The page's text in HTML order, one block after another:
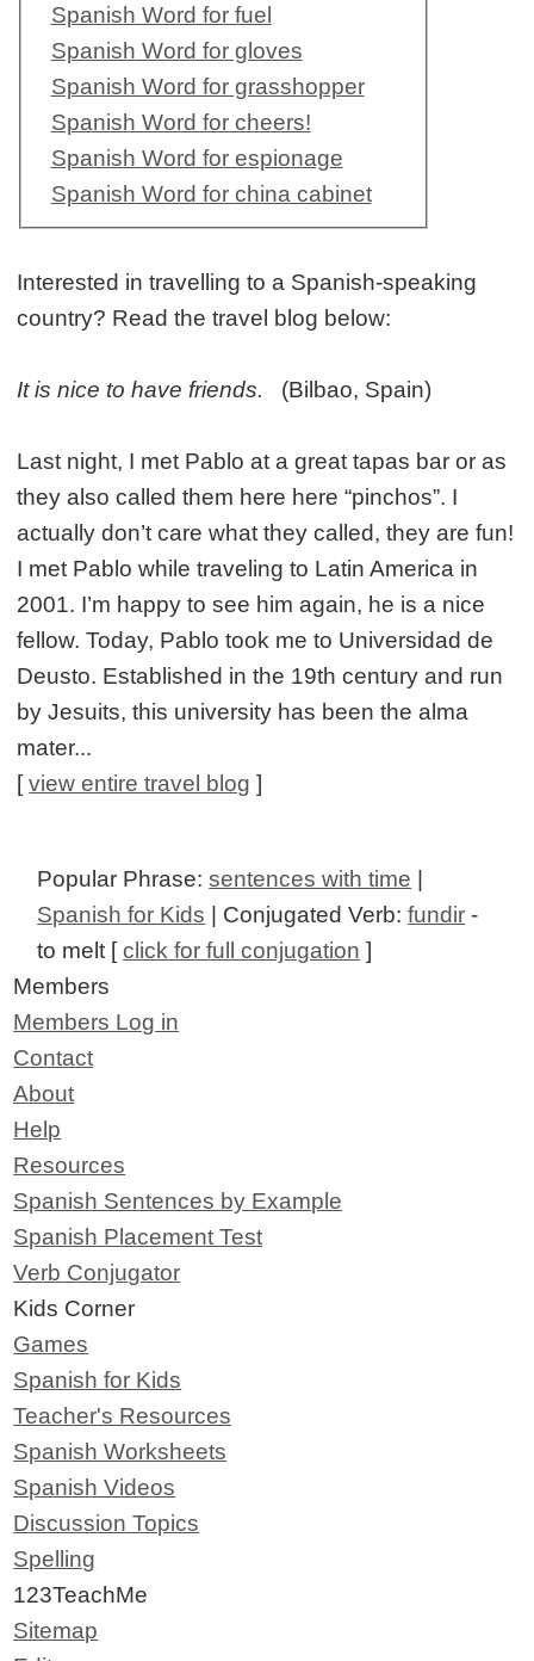
Spanish Word for fuel
Spanish Word for gloves
Spanish Word for grasshopper
Spanish Word for cheers!
Spanish Word for espionage
Spanish Word for china cabinet
Interested in travelling to a Spanish-speaking
country? Read the travel blog below:
It is nice to have friends. (Bilbao, Spain)
Last night, I met Pablo at a great tapas bar or as
they also called them here here “pinchos”. I
actually don’t care what they called, they are fun!
I met Pablo while traveling to Latin America in
2001. I’m happy to see him again, he is a nice
fellow. Today, Pablo took me to Universidad de
Deusto. Established in the 19th century and run
by Jesuits, this university has been the alma
mater...
[view entire travel blog ]
Popular Phrase:sentences with time |
Spanish for Kids | Conjugated Verb:fundir -
to melt [click for full conjugation ]
Members
Members Log in
Contact
About
Help
Resources
Spanish Sentences by Example
Spanish Placement Test
Verb Conjugator
Kids Corner
Games
Spanish for Kids
Teacher's Resources
Spanish Worksheets
Spanish Videos
Discussion Topics
Spelling
123TeachMe
Sitemap